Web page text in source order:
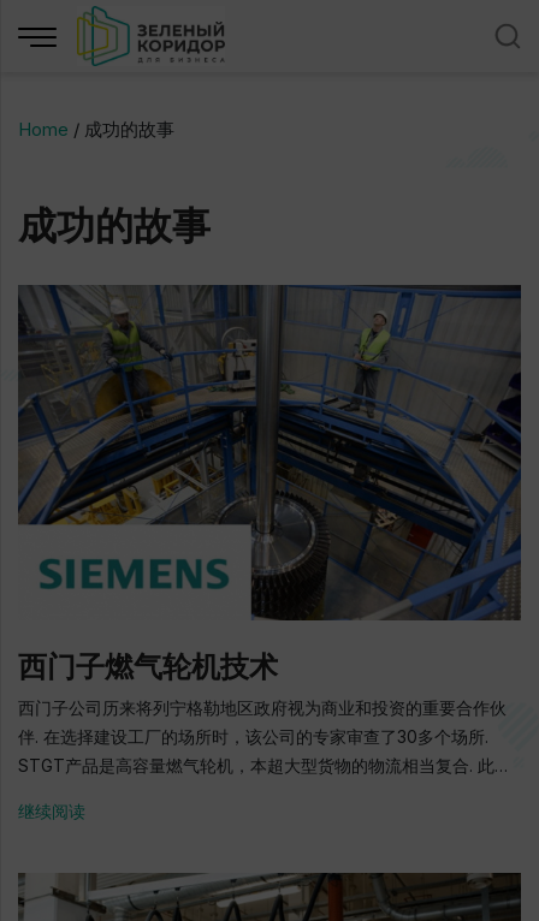
Home / 成功的故事
成功的故事
西门子燃气轮机技术
西门子公司历来将列宁格勒地区政府视为商业和投资的重要合作伙
伴. 在选择建设工厂的场所时，该公司的专家审查了30多个场所.
STGT产品是高容量燃气轮机，本超大型货物的物流相当复合. 此类
Gorelovo现场的基础设施使STGT能够组织必要的物流. 西门子燃气
责任公司（STGT）是西门子股份公司（65％）和动力机械股份公
司（35％）的合资企业，该工厂的正式开业为2015年6月18日. 该公
继续阅读